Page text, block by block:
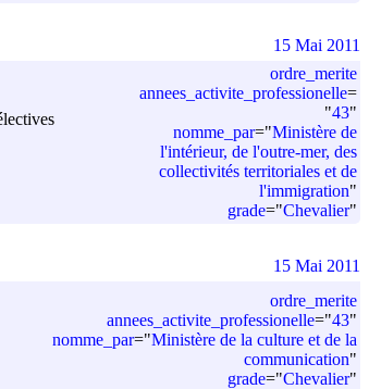
ordre_merite
annees_activite_professionelle=
"43"
nomme_par="Ministère de
l'intérieur, de l'outre-mer, des
collectivités territoriales et de
l'immigration"
grade="Chevalier"
15 Mai 2011
ordre_merite
annees_activite_professionelle="43"
nomme_par="Ministère de la culture et de la
communication"
grade="Chevalier"
15 Mai 2011